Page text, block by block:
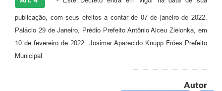
publicação, com seus efeitos a contar de 07 de janeiro de 2022.
Palácio 29 de Janeiro, Prédio Prefeito Antônio Alceu Zielonka, em
10 de fevereiro de 2022. Josimar Aparecido Knupp Fróes Prefeito
Municipal
Autor